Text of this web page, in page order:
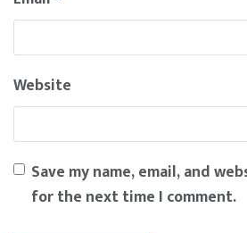
Website
Save my name, email, and
for the next time I comment.